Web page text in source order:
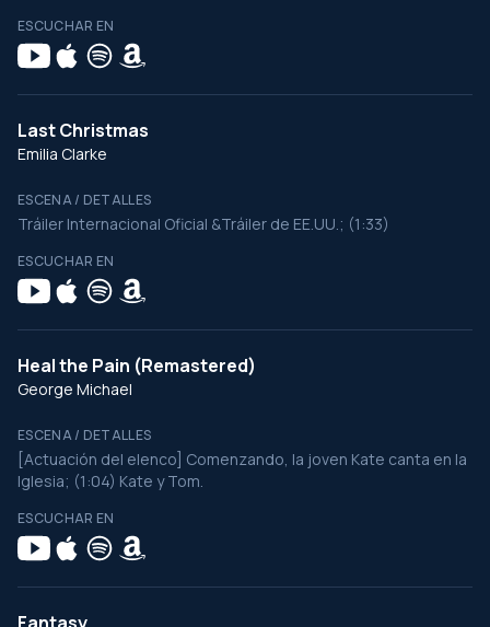
ESCUCHAR EN
Last Christmas
Emilia Clarke
ESCENA / DETALLES
Tráiler Internacional Oficial &Tráiler de EE.UU.; (1:33)
ESCUCHAR EN
Heal the Pain (Remastered)
George Michael
ESCENA / DETALLES
[Actuación del elenco] Comenzando, la joven Kate canta en la
Iglesia; (1:04) Kate y Tom.
ESCUCHAR EN